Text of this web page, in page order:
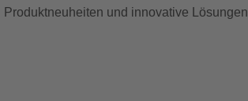
Produktneuheiten und innovative Lösungen